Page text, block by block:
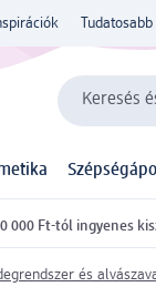
Keresés
000 Ft-tól ingyenes
és